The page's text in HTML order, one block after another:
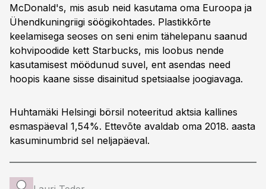
McDonald's, mis asub neid kasutama oma Euroopa ja
Ühendkuningriigi söögikohtades. Plastikkõrte
keelamisega seoses on seni enim tähelepanu saanud
kohvipoodide kett Starbucks, mis loobus nende
kasutamisest möödunud suvel, ent asendas need
hoopis kaane sisse disainitud spetsiaalse joogiavaga.
Huhtamäki Helsingi börsil noteeritud aktsia kallines
esmaspäeval 1,54%. Ettevõte avaldab oma 2018. aasta
kasuminumbrid sel neljapäeval.